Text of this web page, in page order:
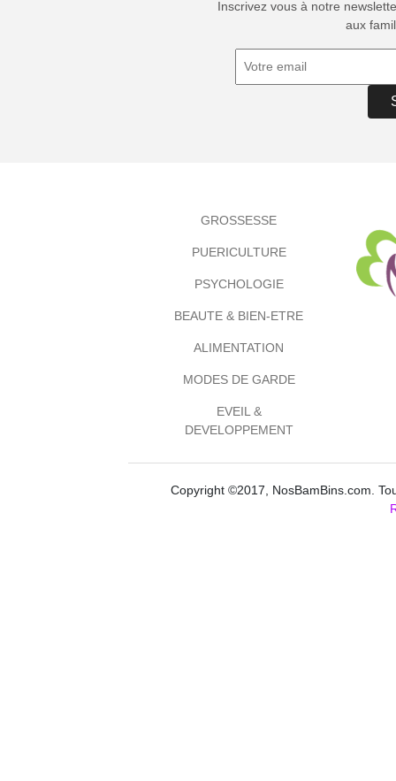
Inscrivez vous à notre
aux
GROSSESSE
PUERICULTURE
PSYCHOLOGIE
BEAUTE & BIEN-ETRE
ALIMENTATION
MODES DE GARDE
EVEIL &
DEVELOPPEMENT
Copyright ©2017, NosBamBins.com.